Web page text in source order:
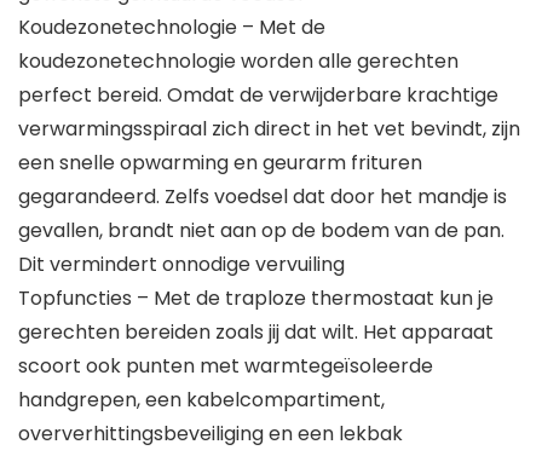
Koudezonetechnologie – Met de
koudezonetechnologie worden alle gerechten
perfect bereid. Omdat de verwijderbare krachtige
verwarmingsspiraal zich direct in het vet bevindt, zijn
een snelle opwarming en geurarm frituren
gegarandeerd. Zelfs voedsel dat door het mandje is
gevallen, brandt niet aan op de bodem van de pan.
Dit vermindert onnodige vervuiling
Topfuncties – Met de traploze thermostaat kun je
gerechten bereiden zoals jij dat wilt. Het apparaat
scoort ook punten met warmtegeïsoleerde
handgrepen, een kabelcompartiment,
oververhittingsbeveiliging en een lekbak